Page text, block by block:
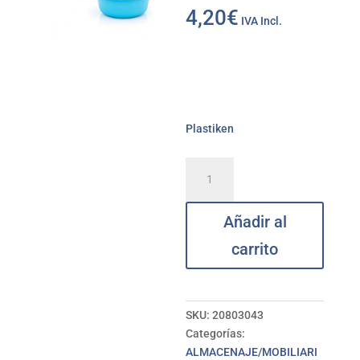
4,20€ IVA Incl.
Plastiken
redondo
12
Añadir al
carrito
SKU:20803043
Categorías:
ALMACENAJE/MOBILIARI